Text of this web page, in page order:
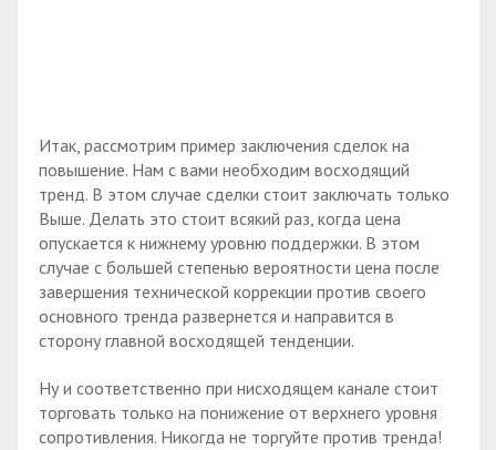
Итак, рассмотрим пример заключения сделок на
повышение. Нам с вами необходим восходящий
тренд. В этом случае сделки стоит заключать только
Выше. Делать это стоит всякий раз, когда цена
опускается к нижнему уровню поддержки. В этом
случае с большей степенью вероятности цена после
завершения технической коррекции против своего
основного тренда развернется и направится в
сторону главной восходящей тенденции.
Ну и соответственно при нисходящем канале стоит
торговать только на понижение от верхнего уровня
сопротивления. Никогда не торгуйте против тренда!